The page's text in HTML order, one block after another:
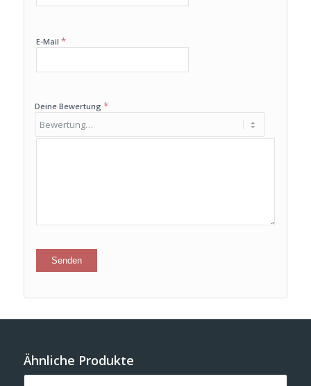
E-Mail *
Deine Bewertung *
Ähnliche Produkte